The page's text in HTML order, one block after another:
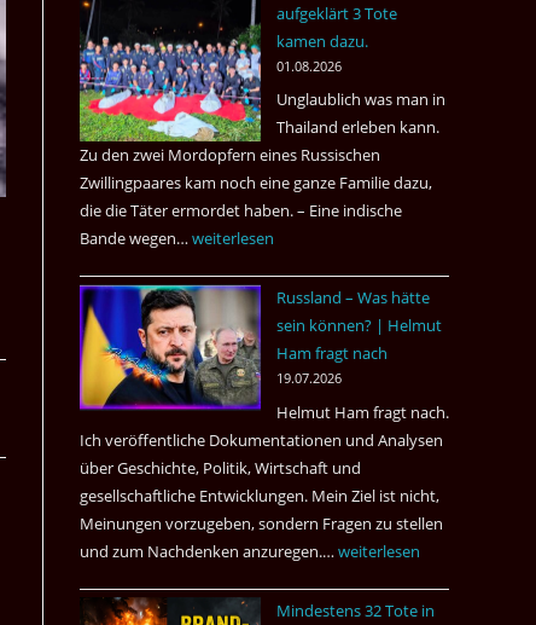
ist
der
Mörder
wieder
frei
?
aufgeklärt 3 Tote
kamen dazu.
01.08.2026
Unglaublich was man in
Thailand erleben kann.
Zu den zwei Mordopfern eines Russischen
Zwillingpaares kam noch eine ganze Familie dazu,
die die Täter ermordet haben. – Eine indische
Bande wegen…Zwillingsmord
aufgeklärt
3
Tote
kamen
weiterlesen
Russland – Was hätte
sein können? | Helmut
Ham fragt nach
19.07.2026
Helmut Ham fragt nach.
Ich veröffentliche Dokumentationen und Analysen
über Geschichte, Politik, Wirtschaft und
gesellschaftliche Entwicklungen. Mein Ziel ist nicht,
Meinungen vorzugeben, sondern Fragen zu stellen
und zum Nachdenken anzuregen.… Russland
Was
weiterlesen
Mindestens 32 Tote in